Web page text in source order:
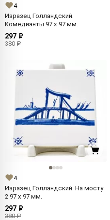
4
Изразец Голландский.
Комедианты 97 x 97 мм.
297 ₽
380 ₽
4
Изразец Голландский. На мосту
2 97 x 97 мм.
297 ₽
380 ₽